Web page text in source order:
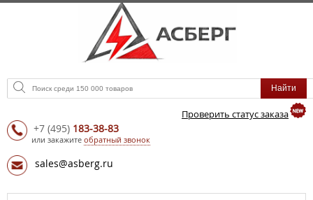
Проверить статус заказа
+7 (495) 183-38-83
или закажите обратный звонок
sales@asberg.ru